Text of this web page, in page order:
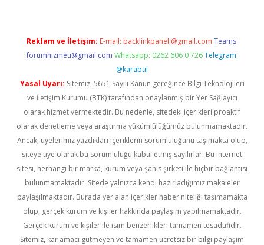
Reklam ve İletişim: E-mail: backlinkpaneli@gmail.com Teams:
forumhizmeti@gmail.com Whatsapp: 0262 606 0 726 Telegram:
@karabul
Yasal Uyarı: Sitemiz, 5651 Sayılı Kanun gereğince Bilgi Teknolojileri
ve İletişim Kurumu (BTK) tarafından onaylanmış bir Yer Sağlayıcı
olarak hizmet vermektedir. Bu nedenle, sitedeki içerikleri proaktif
olarak denetleme veya araştırma yükümlülüğümüz bulunmamaktadır.
Ancak, üyelerimiz yazdıkları içeriklerin sorumluluğunu taşımakta olup,
siteye üye olarak bu sorumluluğu kabul etmiş sayılırlar. Bu internet
sitesi, herhangi bir marka, kurum veya şahıs şirketi ile hiçbir bağlantısı
bulunmamaktadır. Sitede yalnızca kendi hazırladığımız makaleler
paylaşılmaktadır. Burada yer alan içerikler haber niteliği taşımamakta
olup, gerçek kurum ve kişiler hakkında paylaşım yapılmamaktadır.
Gerçek kurum ve kişiler ile isim benzerlikleri tamamen tesadüfidir.
Sitemiz, kar amacı gütmeyen ve tamamen ücretsiz bir bilgi paylaşım